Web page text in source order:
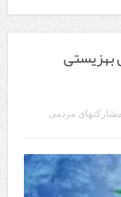
بهزیستی
مردمی